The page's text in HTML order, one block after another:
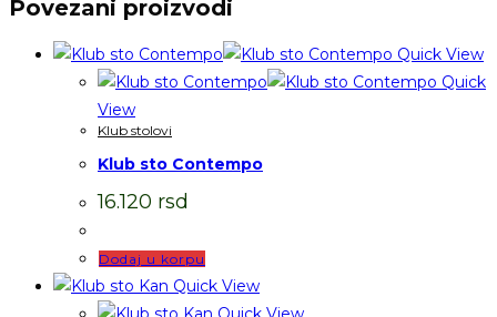
Povezani proizvodi
Quick View
Quick
View
Klub stolovi
Klub sto Contempo
16.120 rsd
Dodaj u korpu
Quick View